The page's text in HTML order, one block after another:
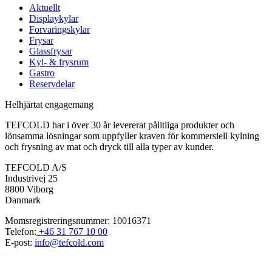
Aktuellt
Displaykylar
Forvaringskylar
Frysar
Glassfrysar
Kyl- & frysrum
Gastro
Reservdelar
Helhjärtat engagemang
TEFCOLD har i över 30 år levererat pålitliga produkter och
lönsamma lösningar som uppfyller kraven för kommersiell kylning
och frysning av mat och dryck till alla typer av kunder.
TEFCOLD A/S
Industrivej 25
8800 Viborg
Danmark
Momsregistreringsnummer: 10016371
Telefon: +46 31 767 10 00
E-post: info@tefcold.com